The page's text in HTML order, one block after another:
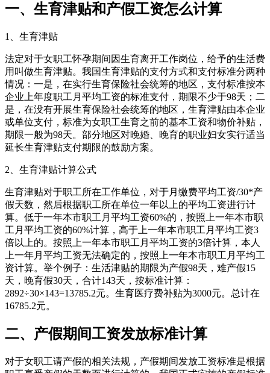
一、生育津贴和产假工资怎么计算
1、生育津贴
法定对于女职工怀孕期间因生育离开工作岗位，给予的生活费
用叫做生育津贴。我国生育津贴的支付方式和支付标准分两种
情况：一是，在实行生育保险社会统筹的地区，支付标准按本
企业上年度职工月平均工资的标准支付，期限不少于98天；二
是，在没有开展生育保险社会统筹的地区，生育津贴由本企业
或单位支付，标准为女职工生育之前的基本工资和物价补贴，
期限一般为98天。部分地区对晚婚、晚育的职业妇女实行适当
延长生育津贴支付期限的鼓励方案。
2、生育津贴计算公式
生育津贴对于职工所在工作单位，对于月缴费平均工资/30*产
假天数，然后根据职工所在单位一年以上的平均工资进行计
算。低于一年本市职工月平均工资60%的，按照上一年本市职
工月平均工资的60%计算，高于上一年本市职工月平均工资3
倍以上的。按照上一年本市职工月平均工资的3倍计算，本人
上一年月平均工资无法确定的，按照上一年本市职工月平均工
资计算。举个例子：生活津贴的期限为产假98天，难产假15
天，晚育假30天，合计143天，按标准计算：
2892÷30×143=13785.2元。生育医疗费补贴为3000元。总计在
16785.2元。
二、产假期间工资发放标准计算
对于女职工请产假的相关法规，产假期间发放工资标准是根据